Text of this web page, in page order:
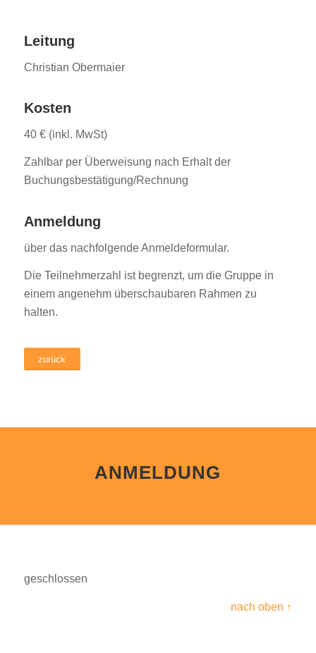
Leitung
Christian Obermaier
Kosten
40 € (inkl. MwSt)
Zahlbar per Überweisung nach Erhalt der
Buchungsbestätigung/Rechnung
Anmeldung
über das nachfolgende Anmeldeformular.
Die Teilnehmerzahl ist begrenzt, um die Gruppe in
einem angenehm überschaubaren Rahmen zu
halten.
zurück
ANMELDUNG
geschlossen
nach oben ↑